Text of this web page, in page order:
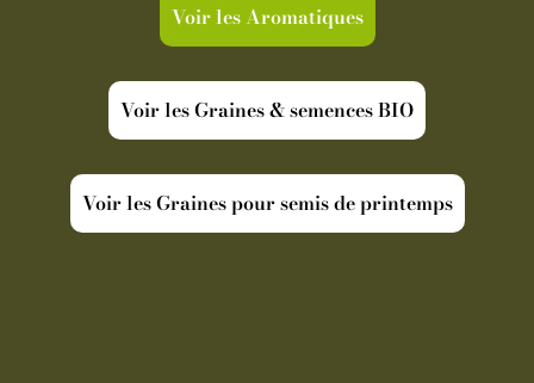
Voir les Aromatiques
Voir les Graines & semences BIO
Voir les Graines pour semis de printemps